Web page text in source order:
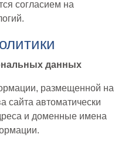
согласием на
данных
размещенной на
сайта автоматически
и доменные имена